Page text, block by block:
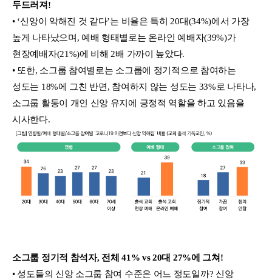
두드러져!
• ‘신앙이 약해진 것 같다’는 비율은 특히 20대(34%)에서 가장
높게 나타났으며, 예배 형태별로는 온라인 예배자(39%)가
현장예배자(21%)에 비해 2배 가까이 높았다.
• 또한, 소그룹 참여별로는 소그룹에 정기적으로 참여하는
성도는 18%에 그친 반면, 참여하지 않는 성도는 33%로 나타나,
소그룹 활동이 개인 신앙 유지에 긍정적 역할을 하고 있음을
시사한다.
소그룹 정기적 참석자, 전체 41% vs 20대 27%에 그쳐!
• 성도들의 신앙 소그룹 참여 수준은 어느 정도일까? 신앙